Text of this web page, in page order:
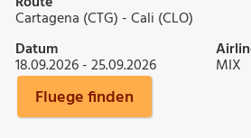
Cartagena (CTG) - Cali (CLO)
Datum
18.09.2026 - 25.09.2026 MIX
Fluege finden